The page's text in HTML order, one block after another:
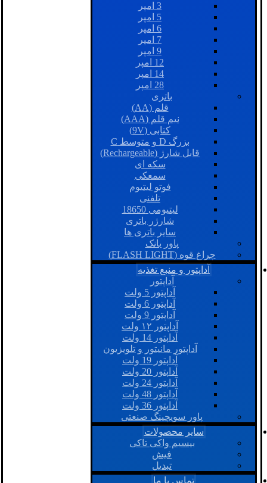
3 امپر
5 امپر
6 امپر
7 امپر
9 امپر
12 امپر
14 امپر
28 امپر
باتری
قلم (AA)
نیم قلم (AAA)
کتابی (9V)
بزرگ D و متوسط C
قابل شارژ (Rechargeable)
سکه ای
سمعکی
فوتو لیتیوم
تلفنی
لیتیومی 18650
شارژر باتری
سایر باتری ها
پاور بانک
چراغ قوه (FLASH LIGHT)
آداپتور و منبع تغذیه
آداپتور
آداپتور 5 ولت
آداپتور 6 ولت
آداپتور 9 ولت
آداپتور ۱۲ ولت
آداپتور 14 ولت
آداپتور مانیتور و تلویزیون
آداپتور 19 ولت
آداپتور 20 ولت
آداپتور 24 ولت
آداپتور 48 ولت
آداپتور 36 ولت
پاور سویچینگ صنعتی
سایر محصولات
بیسیم واکی تاکی
فیش
تبدیل
تماس با ما